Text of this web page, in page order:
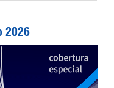
2026